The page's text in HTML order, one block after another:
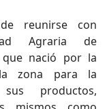
reunirse con
Agraria de
que nació por la
zona para la
productos,